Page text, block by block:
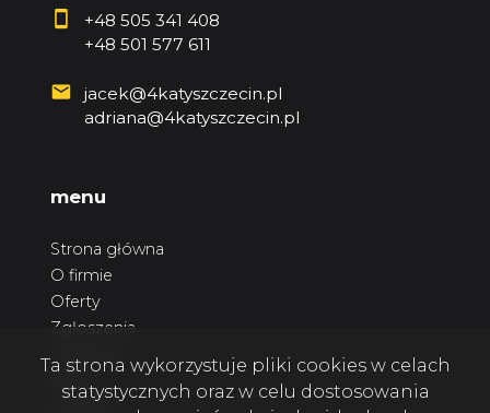
+48 505 341 408
+48 501 577 611
jacek@4katyszczecin.pl
adriana@4katyszczecin.pl
menu
Strona główna
O firmie
Oferty
Zgłoszenia
Kontakt
Ta strona wykorzystuje pliki cookies w celach
statystycznych oraz w celu dostosowania